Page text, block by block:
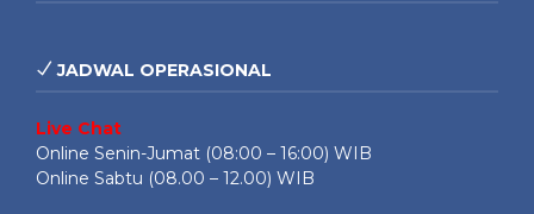
JADWAL OPERASIONAL
Live Chat
Online Senin-Jumat (08:00 – 16:00) WIB
Online Sabtu (08.00 – 12.00) WIB